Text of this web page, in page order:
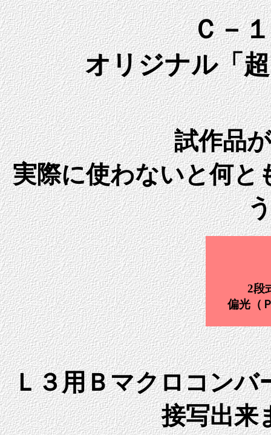
Ｃ－
オリジナル「
試作品
実際に使わないと何と
2段
偏光（
Ｌ３用Ｂマクロコンバ
接写出来